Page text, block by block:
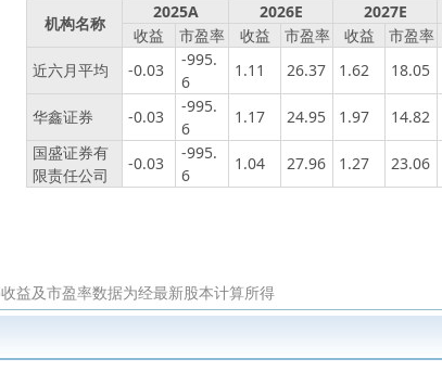
机构名称
2025A 2026E 2027E
收益
市盈率 收益 市盈率 收益 市盈率
近六月平均
-0.03
-995.
6
1.11 26.37 1.62 18.05
华鑫证券 -0.03
-995.
6
1.17 24.95 1.97 14.82
国盛证券有
限责任公司
-0.03
-995.
6
1.04 27.96 1.27 23.06
益及市盈率数据为经最新股本计算所得